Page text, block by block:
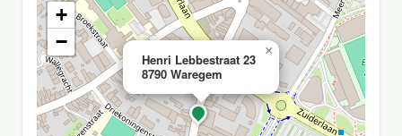
Henri Lebbestraat 23
8790 Waregem
×
+
−